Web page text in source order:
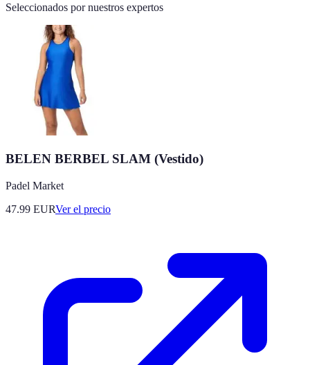
Seleccionados por nuestros expertos
BELEN BERBEL SLAM (Vestido)
Padel Market
47.99 EURVer el precio